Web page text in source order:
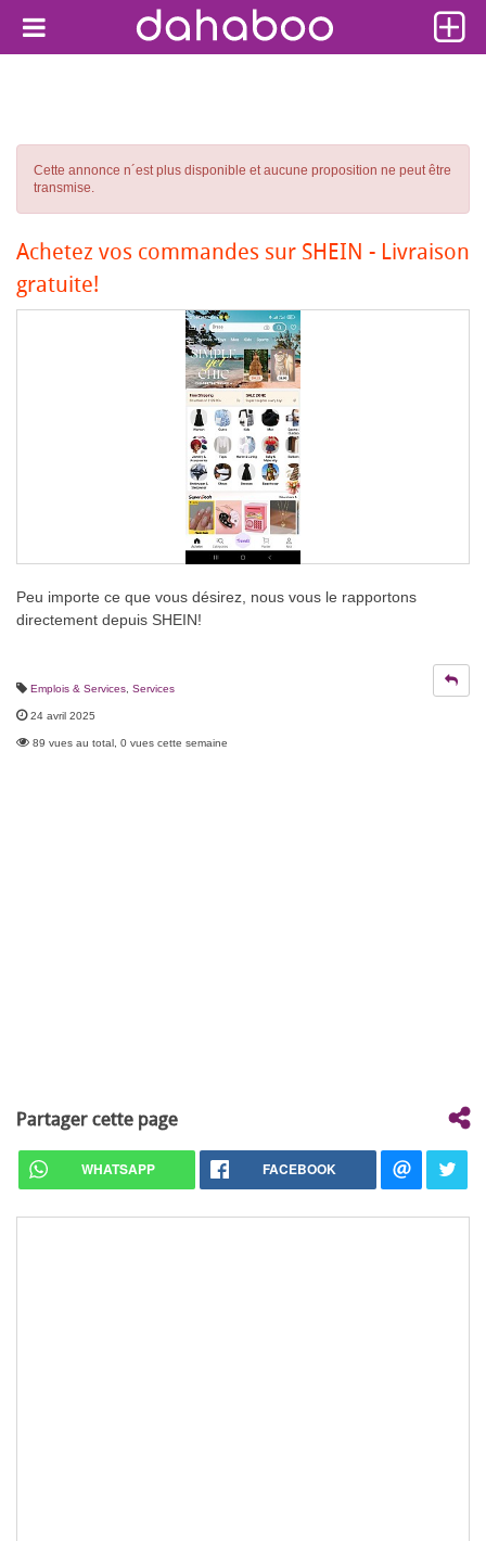
Cette annonce n´est plus disponible et aucune proposition ne peut être
transmise.
Achetez vos commandes sur SHEIN - Livraison
gratuite!
Peu importe ce que vous désirez, nous vous le rapportons
directement depuis SHEIN!
Emplois & Services Services
24 avril 2025
89 vues au total, 0 vues cette semaine
Partager cette page
WHATSAPP FACEBOOK